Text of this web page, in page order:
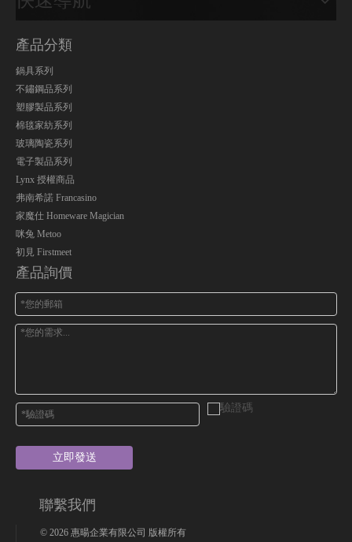
產品分類
鍋具系列
不鏽鋼品系列
塑膠製品系列
棉毯家紡系列
玻璃陶瓷系列
電子製品系列
Lynx 授權商品
弗南希諾 Francasino
家魔仕 Homeware Magician
咪兔 Metoo
初見 Firstmeet
產品詢價
立即發送
聯繫我們
© 2026 惠暘企業有限公司 版權所有